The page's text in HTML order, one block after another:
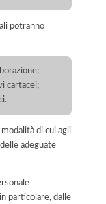
potranno
cartacei;
di cui agli
adeguate
particolare, dalle